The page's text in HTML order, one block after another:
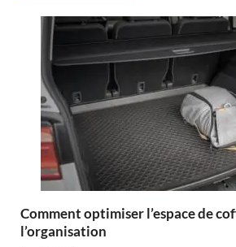
Comment optimiser l’espace de
l’organisation